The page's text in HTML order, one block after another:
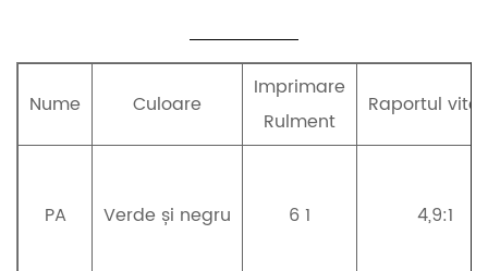
Nume Culoare
Imprimare
Rulment
Raportul
PA Verde și negru 6 1 4,9:1